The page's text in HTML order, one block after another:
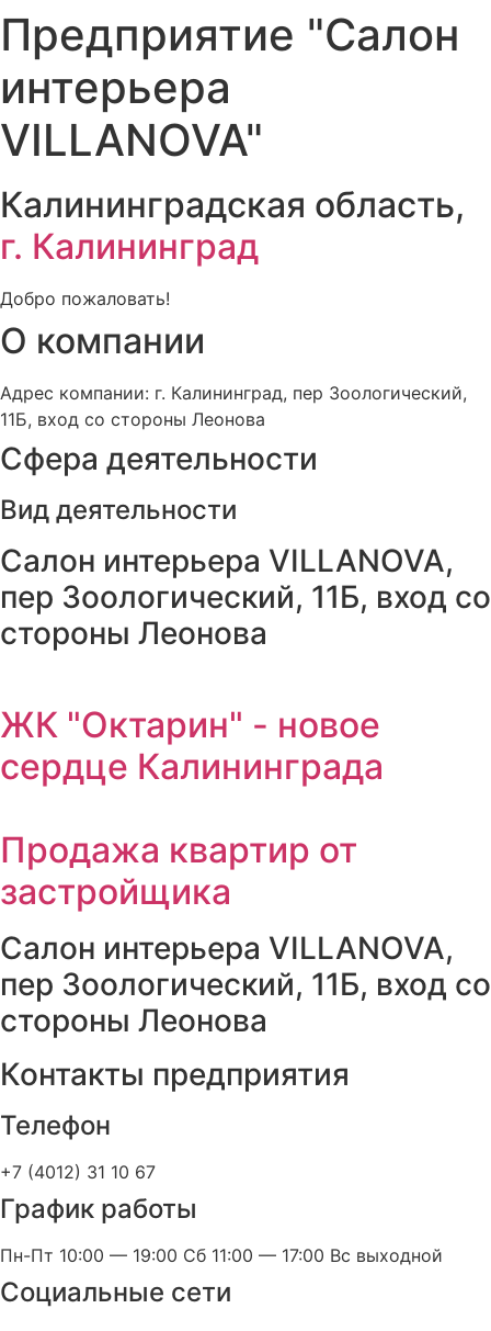
Предприятие "Салон
интерьера
VILLANOVA"
Калининградская область,
г. Калининград
Добро пожаловать!
О компании
Адрес компании: г. Калининград, пер Зоологический,
11Б, вход со стороны Леонова
Сфера деятельности
Вид деятельности
Салон интерьера VILLANOVA,
пер Зоологический, 11Б, вход со
стороны Леонова
ЖК "Октарин" - новое
сердце Калининграда
Продажа квартир от
застройщика
Салон интерьера VILLANOVA,
пер Зоологический, 11Б, вход со
стороны Леонова
Контакты предприятия
Телефон
+7 (4012) 31 10 67
График работы
Пн-Пт 10:00 — 19:00 Сб 11:00 — 17:00 Вс выходной
Социальные сети